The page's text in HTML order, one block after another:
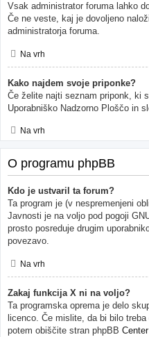
Vsak administrator foruma lahko
Če ne veste, kaj je dovoljeno
administratorja foruma.
Na vrh
Kako najdem svoje priponke?
Če želite najti seznam priponk, ki
Uporabniško Nadzorno Ploščo in
Na vrh
O programu phpBB
Kdo je ustvaril ta forum?
Ta program je (v nespremenjeni
Javnosti je na voljo pod pogoji
prosto posreduje drugim
povezavo.
Na vrh
Zakaj funkcija X ni na voljo?
Ta programska oprema je delo
licenco. Če mislite, da bi bilo
potem obiščite stran phpBB